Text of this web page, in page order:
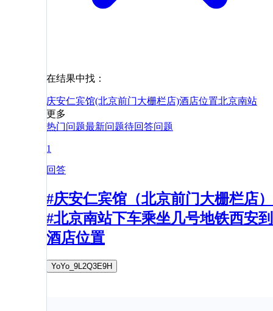
在结果中找：
庆安仁宾馆(北京前门大栅栏店)酒店位置北京南站
更多
热门问题最新问题待回答问题
1
回答
#庆安仁宾馆（北京前门大栅栏店）
#北京南站下车乘坐几号地铁西安到
酒店位置
YoYo_9L2Q3E9H